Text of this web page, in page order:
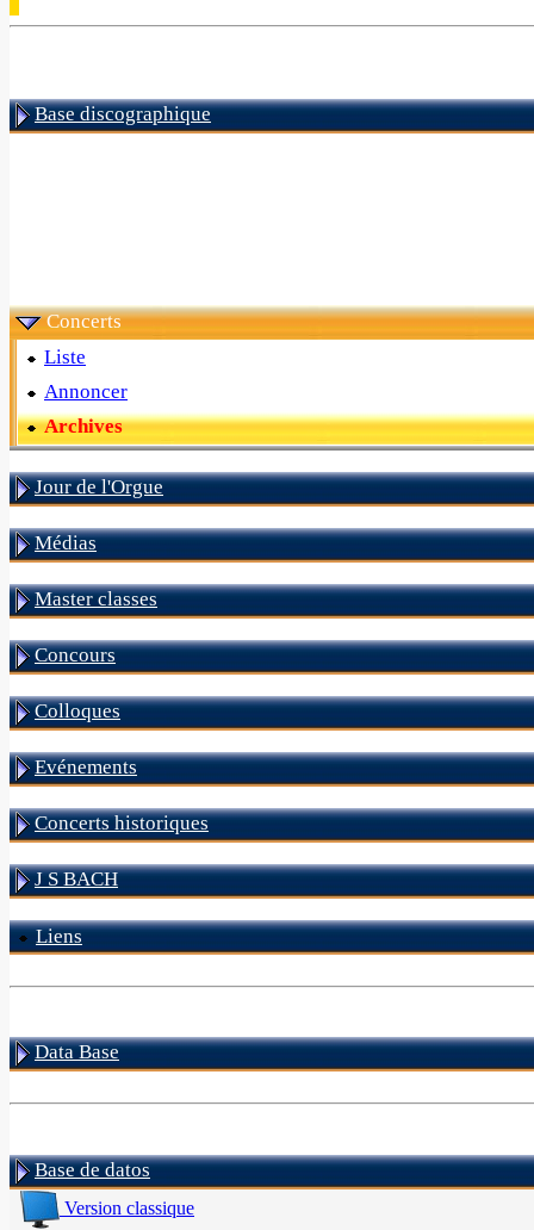
Base discographique
Concerts
Liste
Annoncer
Archives
Jour de l'Orgue
Médias
Master classes
Concours
Colloques
Evénements
Concerts historiques
J S BACH
Liens
Data Base
Base de datos
Version classique